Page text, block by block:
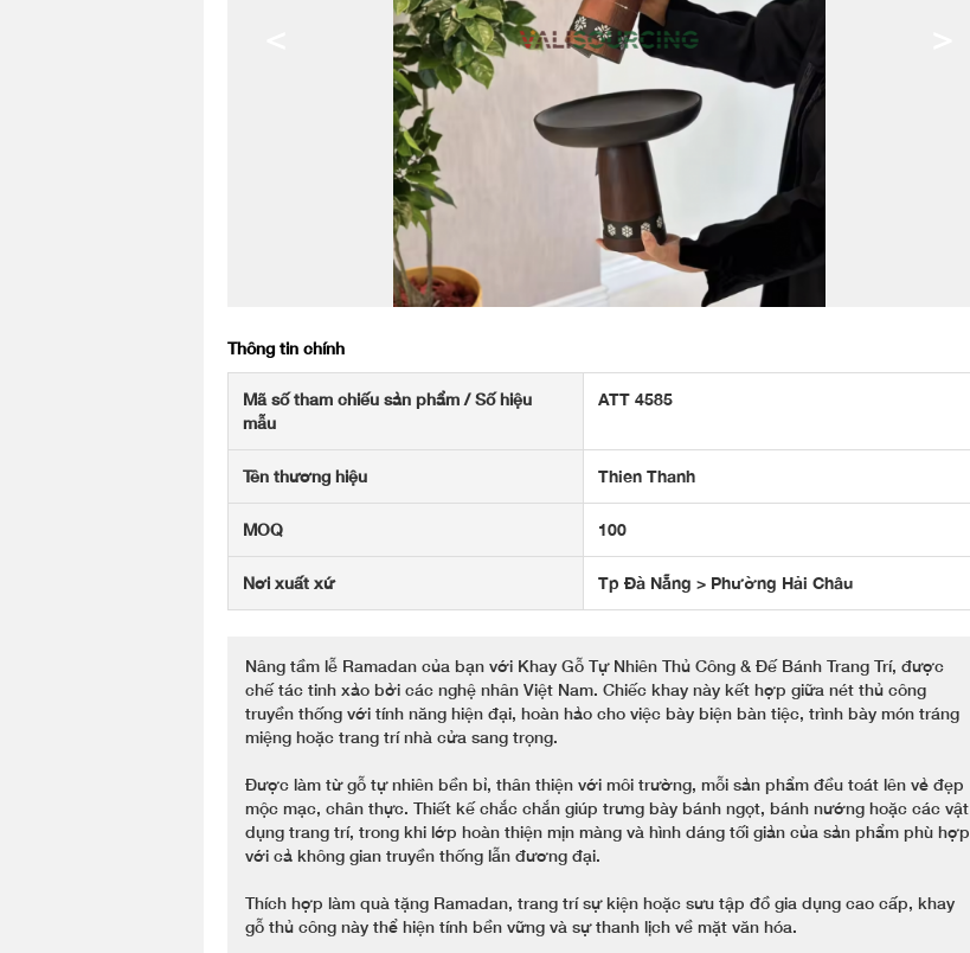
Thông tin chính
Mã số tham chiếu sản phẩm / Số hiệu
mẫu
ATT 4585
Tên thương hiệu Thien Thanh
MOQ 100
Nơi xuất xứ Tp Đà Nẵng > Phường Hải Châu
Nâng tầm lễ Ramadan của bạn với Khay Gỗ Tự Nhiên Thủ Công & Đế Bánh Trang Trí, được
chế tác tinh xảo bởi các nghệ nhân Việt Nam. Chiếc khay này kết hợp giữa nét thủ công
truyền thống với tính năng hiện đại, hoàn hảo cho việc bày biện bàn tiệc, trình bày món tráng
miệng hoặc trang trí nhà cửa sang trọng.
Được làm từ gỗ tự nhiên bền bỉ, thân thiện với môi trường, mỗi sản phẩm đều toát lên vẻ đẹp
mộc mạc, chân thực. Thiết kế chắc chắn giúp trưng bày bánh ngọt, bánh nướng hoặc các vật
dụng trang trí, trong khi lớp hoàn thiện mịn màng và hình dáng tối giản của sản phẩm phù hợp
với cả không gian truyền thống lẫn đương đại.
Thích hợp làm quà tặng Ramadan, trang trí sự kiện hoặc sưu tập đồ gia dụng cao cấp, khay
gỗ thủ công này thể hiện tính bền vững và sự thanh lịch về mặt văn hóa.